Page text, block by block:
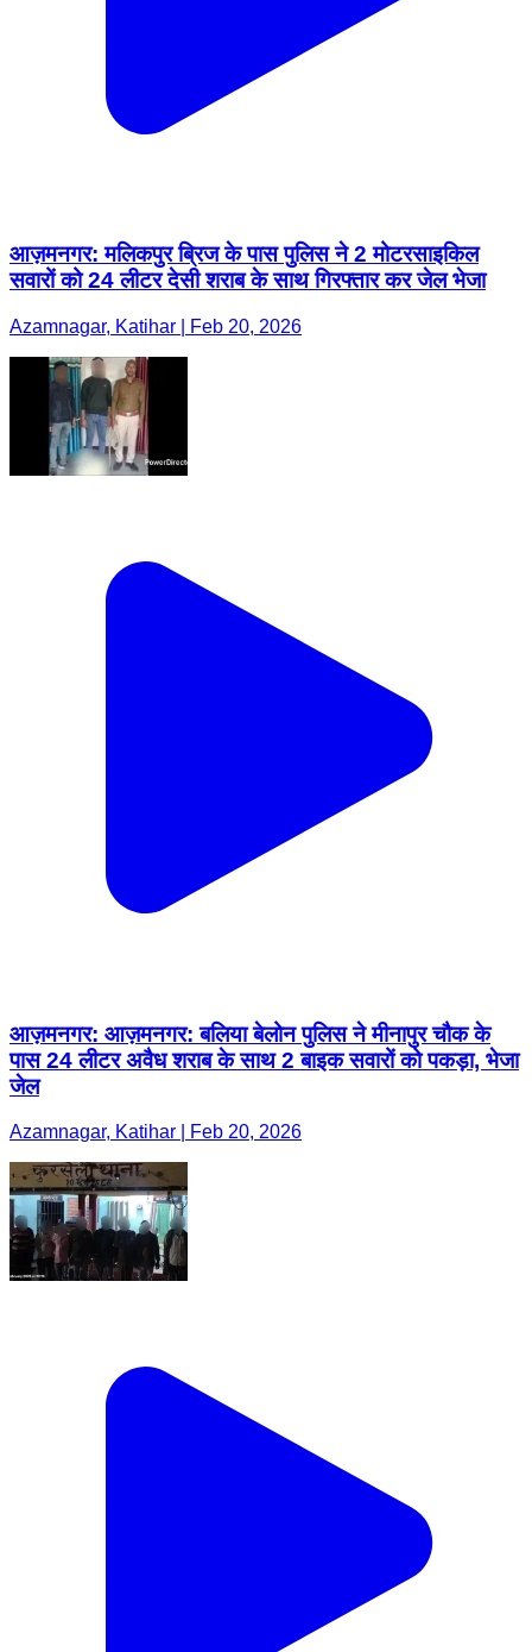
आज़मनगर: मलिकपुर ब्रिज के पास पुलिस ने 2 मोटरसाइकिल
सवारों को 24 लीटर देसी शराब के साथ गिरफ्तार कर जेल भेजा
Azamnagar, Katihar | Feb 20, 2026
आज़मनगर: आज़मनगर: बलिया बेलोन पुलिस ने मीनापुर चौक के
पास 24 लीटर अवैध शराब के साथ 2 बाइक सवारों को पकड़ा, भेजा
जेल
Azamnagar, Katihar | Feb 20, 2026